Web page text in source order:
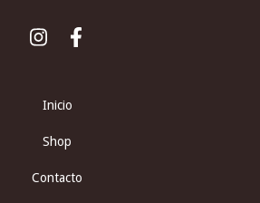
Inicio
Shop
Contacto